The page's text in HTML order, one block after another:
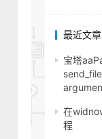
最近文章
宝塔
在
程